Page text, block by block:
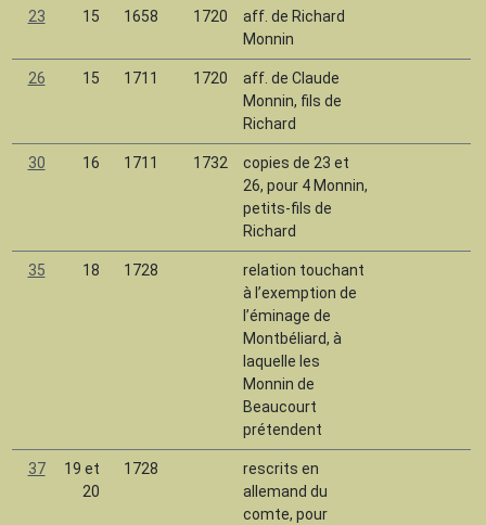
23 15 1658 1720
aff. de Richard
Monnin
26 15 1711 1720
aff. de Claude
Monnin, fils de
Richard
30 16 1711 1732
copies de 23 et
26, pour 4 Monnin,
petits-fils de
Richard
35 18 1728
relation touchant
à l’exemption de
l’éminage de
Montbéliard, à
laquelle les
Monnin de
Beaucourt
prétendent
37
19 et
20
1728
rescrits en
allemand du
comte, pour